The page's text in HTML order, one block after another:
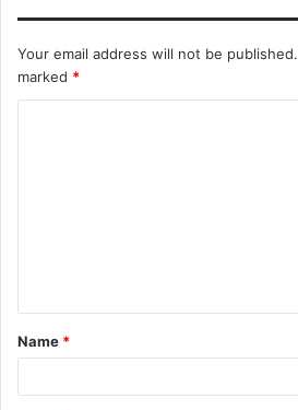
Your email address will not be published.
marked *
t
*
Name *